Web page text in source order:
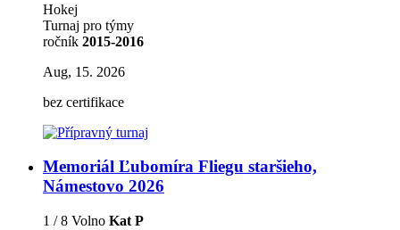
Hokej
Turnaj pro týmy
ročník 2015-2016
Aug, 15. 2026
bez certifikace
Memoriál Ľubomíra Fliegu staršieho,
Námestovo 2026
1 / 8 Volno Kat P